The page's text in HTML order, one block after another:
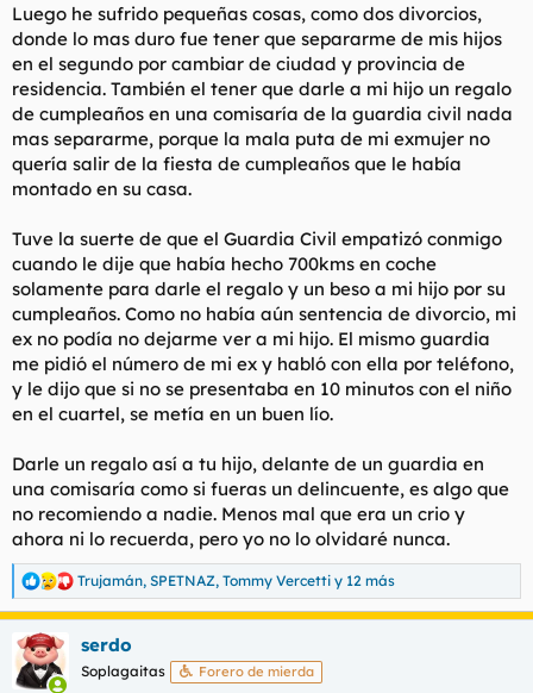
Luego he sufrido pequeñas cosas, como dos divorcios,
donde lo mas duro fue tener que separarme de mis hijos
en el segundo por cambiar de ciudad y provincia de
residencia. También el tener que darle a mi hijo un regalo
de cumpleaños en una comisaría de la guardia civil nada
mas separarme, porque la mala puta de mi exmujer no
quería salir de la fiesta de cumpleaños que le había
montado en su casa.
Tuve la suerte de que el Guardia Civil empatizó conmigo
cuando le dije que había hecho 700kms en coche
solamente para darle el regalo y un beso a mi hijo por su
cumpleaños. Como no había aún sentencia de divorcio, mi
ex no podía no dejarme ver a mi hijo. El mismo guardia
me pidió el número de mi ex y habló con ella por teléfono,
y le dijo que si no se presentaba en 10 minutos con el niño
en el cuartel, se metía en un buen lío.
Darle un regalo así a tu hijo, delante de un guardia en
una comisaría como si fueras un delincuente, es algo que
no recomiendo a nadie. Menos mal que era un crio y
ahora ni lo recuerda, pero yo no lo olvidaré nunca.
R
e
a
c
c
i
Trujamán, SPETNAZ, Tommy Vercetti y 12 más
serdo
Soplagaitas Forero de mierda